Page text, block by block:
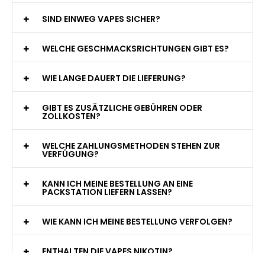
SIND EINWEG VAPES SICHER?
WELCHE GESCHMACKSRICHTUNGEN GIBT ES?
WIE LANGE DAUERT DIE LIEFERUNG?
GIBT ES ZUSÄTZLICHE GEBÜHREN ODER
ZOLLKOSTEN?
WELCHE ZAHLUNGSMETHODEN STEHEN ZUR
VERFÜGUNG?
KANN ICH MEINE BESTELLUNG AN EINE
PACKSTATION LIEFERN LASSEN?
WIE KANN ICH MEINE BESTELLUNG VERFOLGEN?